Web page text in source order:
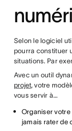
Selon le logiciel
pourra constituer
situations. Par
Avec un outil
projet, votre
vous servir à…
Organiser
jamais rater de